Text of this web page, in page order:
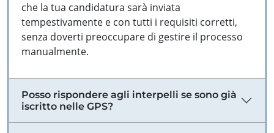
che la tua candidatura sarà inviata
tempestivamente e con tutti i requisiti corretti,
senza doverti preoccupare di gestire il processo
manualmente.
Posso rispondere agli interpelli se sono già
iscritto nelle GPS?